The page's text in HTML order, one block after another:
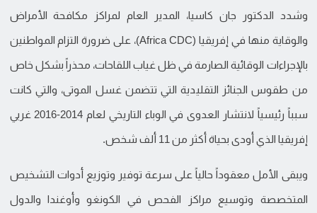
وشدد الدكتور جان كاسيا، المدير العام لمراكز مكافحة الأمراض
والوقاية منها في إفريقيا (Africa CDC)، على ضرورة التزام المواطنين
بالإجراءات الوقائية الصارمة في ظل غياب اللقاحات، محذراً بشكل خاص
من طقوس الجنائز التقليدية التي تتضمن غسل الموتى، والتي كانت
سبباً رئيسياً لانتشار العدوى في الوباء التاريخي لعام 2014-2016 غربي
إفريقيا الذي أودى بحياة أكثر من 11 ألف شخص.
ويبقى الأمل معقوداً حالياً على سرعة توفير وتوزيع أدوات التشخيص
المتخصصة وتوسيع مراكز الفحص في الكونغو وأوغندا والدول